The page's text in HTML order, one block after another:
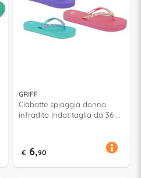
GRIFF
Ciabatte spiaggia donna
infradito Indot taglia da 36 a
€ 6,90